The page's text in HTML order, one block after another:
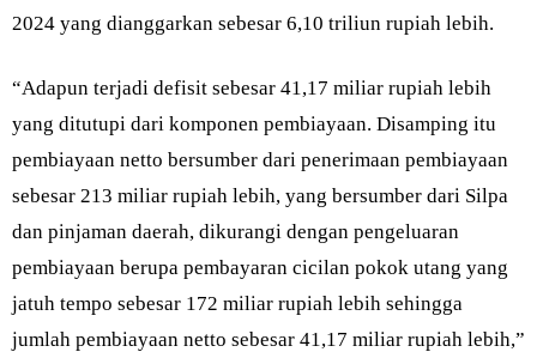
2024 yang dianggarkan sebesar 6,10 triliun rupiah lebih.
“Adapun terjadi defisit sebesar 41,17 miliar rupiah lebih
yang ditutupi dari komponen pembiayaan. Disamping itu
pembiayaan netto bersumber dari penerimaan pembiayaan
sebesar 213 miliar rupiah lebih, yang bersumber dari Silpa
dan pinjaman daerah, dikurangi dengan pengeluaran
pembiayaan berupa pembayaran cicilan pokok utang yang
jatuh tempo sebesar 172 miliar rupiah lebih sehingga
jumlah pembiayaan netto sebesar 41,17 miliar rupiah lebih,”